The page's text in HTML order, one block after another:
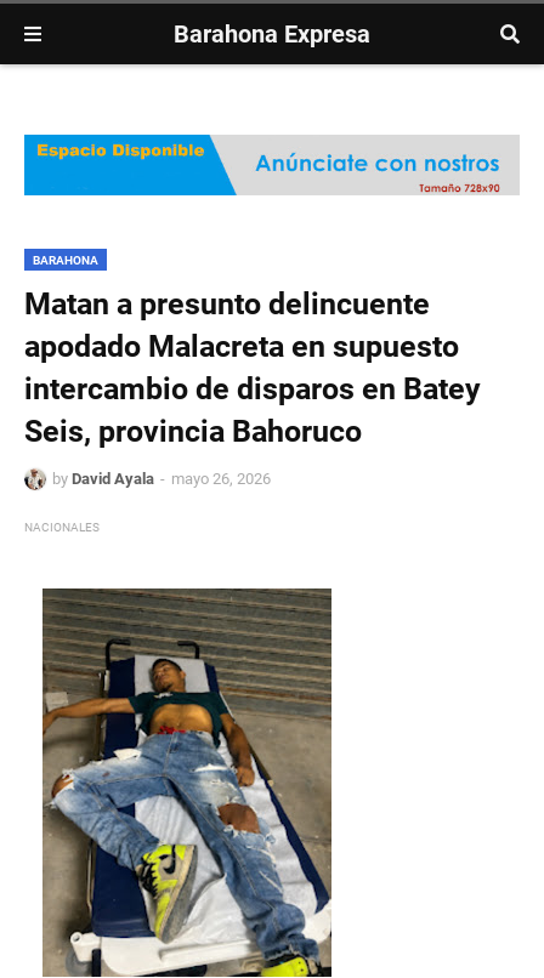
Barahona Expresa
BARAHONA
Matan a presunto delincuente
apodado Malacreta en supuesto
intercambio de disparos en Batey
Seis, provincia Bahoruco
by David Ayala mayo 26, 2026
NACIONALES